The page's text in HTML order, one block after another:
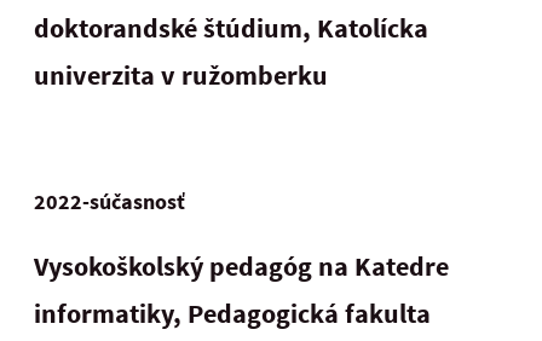
doktorandské štúdium, Katolícka
univerzita v ružomberku
2022-súčasnosť
Vysokoškolský pedagóg na Katedre
informatiky, Pedagogická fakulta